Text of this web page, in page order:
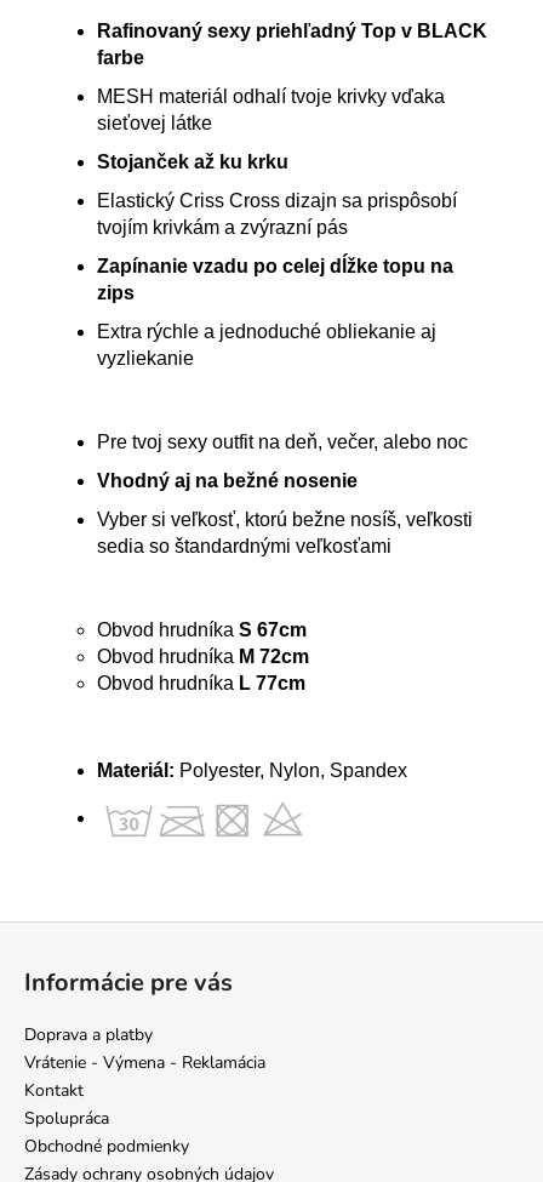
Rafinovaný sexy priehľadný Top v BLACK
farbe
MESH materiál odhalí tvoje krivky vďaka
sieťovej látke
Stojanček až ku krku
Elastický Criss Cross dizajn sa prispôsobí
tvojím krivkám a zvýrazní pás
Zapínanie vzadu po celej dĺžke topu na
zips
Extra rýchle a jednoduché obliekanie aj
vyzliekanie
Pre tvoj sexy outfit na deň, večer, alebo noc
Vhodný aj na bežné nosenie
Vyber si veľkosť, ktorú bežne nosíš, veľkosti
sedia so štandardnými veľkosťami
Obvod hrudníka S 67cm
Obvod hrudníka M 72cm
Obvod hrudníka L 77cm
Materiál: Polyester, Nylon, Spandex
Informácie pre vás
Doprava a platby
Vrátenie - Výmena - Reklamácia
Kontakt
Spolupráca
Obchodné podmienky
Zásady ochrany osobných údajov